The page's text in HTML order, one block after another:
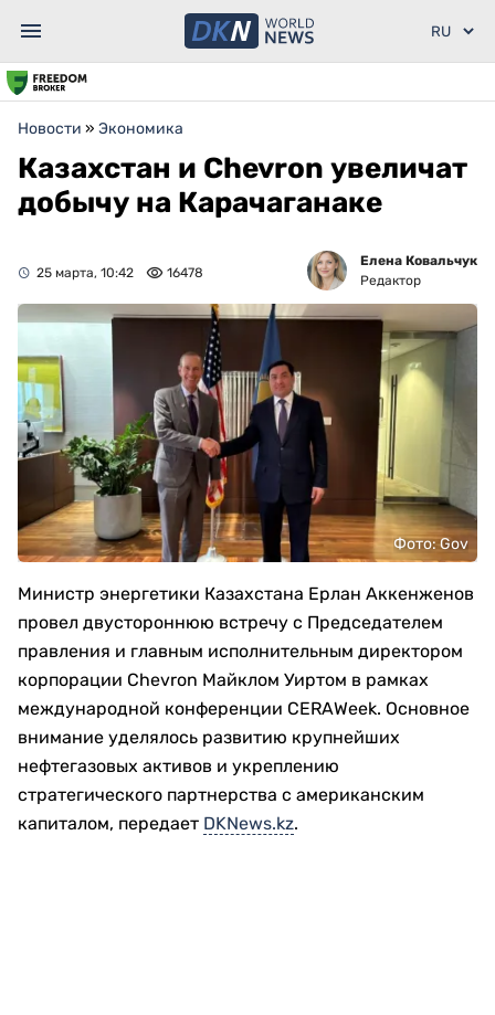
Новости » Экономика
Казахстан и Chevron увеличат
добычу на Карачаганаке
25 марта, 10:42 16478
Елена Ковальчук
Редактор
Фото: Gov
Министр энергетики Казахстана Ерлан Аккенженов
провел двустороннюю встречу с Председателем
правления и главным исполнительным директором
корпорации Chevron Майклом Уиртом в рамках
международной конференции CERAWeek. Основное
внимание уделялось развитию крупнейших
нефтегазовых активов и укреплению
стратегического партнерства с американским
капиталом, передает DKNews.kz.